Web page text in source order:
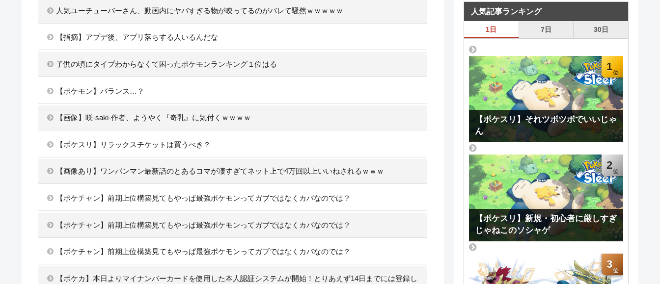
人気ユーチューバーさん、動画内にヤバすぎる物が映ってるのがバレて騒然ｗｗｗｗｗ
【指摘】アプデ後、アプリ落ちする人いるんだな
子供の頃にタイプわからなくて困ったポケモンランキング１位はる
【ポケモン】バランス…？
【画像】咲-saki-作者、ようやく『奇乳』に気付くｗｗｗｗ
【ポケスリ】リラックスチケットは買うべき？
【画像あり】ワンパンマン最新話のとあるコマが凄すぎてネット上で4万回以上いいねされるｗｗｗ
【ポケチャン】前期上位構築見てもやっぱ最強ポケモンってガブではなくカバなのでは？
【ポケチャン】前期上位構築見てもやっぱ最強ポケモンってガブではなくカバなのでは？
【ポケチャン】前期上位構築見てもやっぱ最強ポケモンってガブではなくカバなのでは？
【ポケカ】本日よりマイナンバーカードを使用した本人認証システムが開始！とりあえず14日までには登録し
人気記事ランキング
1日 7日 30日
1
【ポケスリ】それツボツボでいいじゃ
ん
2
【ポケスリ】新規・初心者に厳しすぎ
じゃねこのソシャゲ
3